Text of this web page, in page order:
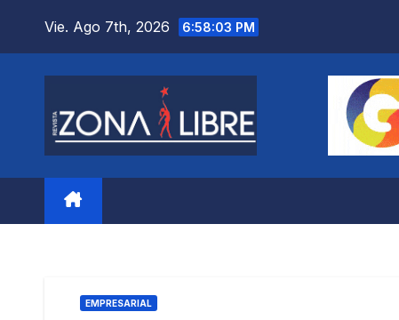
Vie. Ago 7th, 2026 6:58:04 PM
EMPRESARIAL